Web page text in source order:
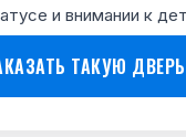
и внимании к
ТАКУЮ ДВЕРЬ